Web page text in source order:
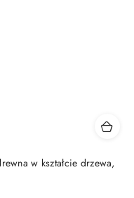
w kształcie drzewa,